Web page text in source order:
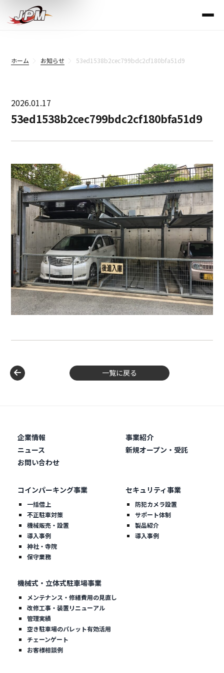
ホーム お知らせ 53ed1538b2cec799bdc2cf180bfa51d9
2026.01.17
53ed1538b2cec799bdc2cf180bfa51d9
一覧に戻る
企業情報
事業紹介
ニュース
新規オープン・受託
お問い合わせ
コインパーキング事業
一括借上
不正駐車対策
機械販売・設置
導入事例
神社・寺院
保守業務
セキュリティ事業
防犯カメラ設置
サポート体制
製品紹介
導入事例
機械式・立体式駐車場事業
メンテナンス・修繕費用の見直し
改修工事・装置リニューアル
管理実績
空き駐車場のパレット有効活用
チェーンゲート
お客様相談例